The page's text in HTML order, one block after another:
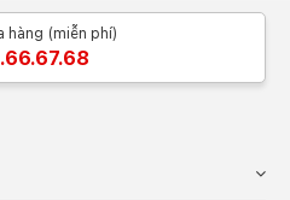
này sở hữu một màn hình
đủ tốt để đáp ứng nhu cầu
có màn hình 14 inch với độ
pixels) cho chất lượng
nét, sống động.
hàng (miễn phí)